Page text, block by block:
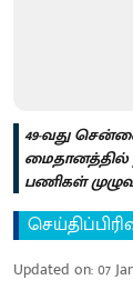
49-வது
பணிகள்
Updated on:07